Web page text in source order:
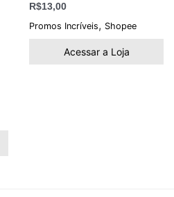
R$13,00
Promos Incríveis, Shopee
Acessar a Loja